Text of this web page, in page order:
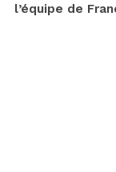
l’équipe de